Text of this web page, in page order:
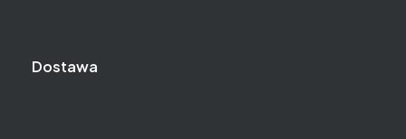
Dostawa